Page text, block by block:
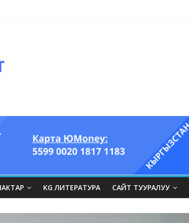
KG ЛИТЕРАТУРА САЙТ ТУУРАЛУУ